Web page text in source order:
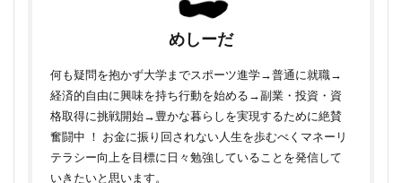
めしーだ
何も疑問を抱かず大学までスポーツ進学→普通に就職→
経済的自由に興味を持ち行動を始める→副業・投資・資
格取得に挑戦開始→豊かな暮らしを実現するために絶賛
奮闘中 ！ お金に振り回されない人生を歩むべくマネーリ
テラシー向上を目標に日々勉強していることを発信して
いきたいと思います。